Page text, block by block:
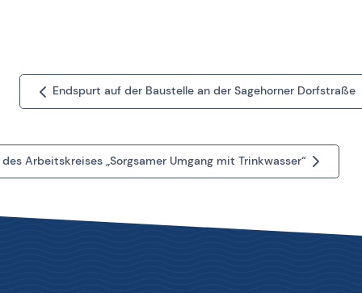
Endspurt auf der Baustelle an der Sagehorner Dorfstraße
Arbeitskreises „Sorgsamer Umgang mit Trinkwasser“